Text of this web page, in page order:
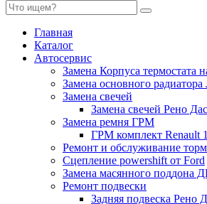
Главная
Каталог
Автосервис
Замена Корпуса термостата
Замена основного
Замена свечей
Замена свечей Рено
Замена ремня ГРМ
ГРМ комплект Renault
Ремонт и обслуживание
Сцепление powershift от Ford
Замена масянного поддона
Ремонт подвески
Задняя подвеска Рено